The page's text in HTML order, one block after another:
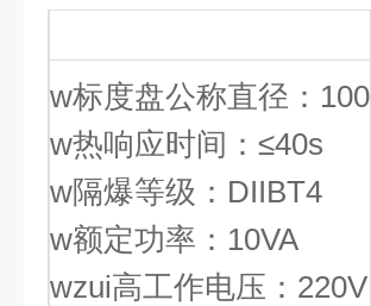
w标度盘公称直径：100
w热响应时间：≤40s
w隔爆等级：DIIBT4
w额定功率：10VA
wzui高工作电压：220V